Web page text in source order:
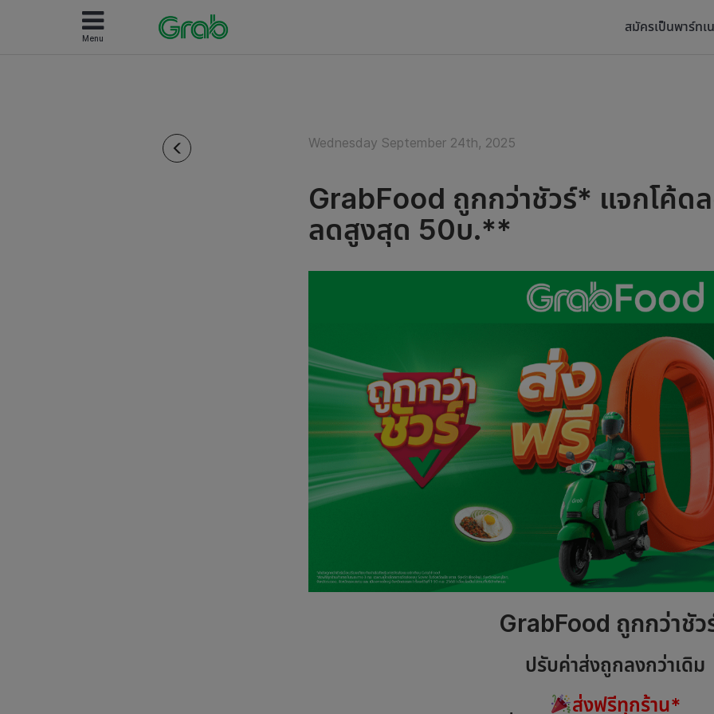
Menu
สมัครเป็นพาร์ทเ
Wednesday September 24th, 2025
GrabFood ถูกกว่าชัวร์* แจกโค้ด
ลดสูงสุด 50บ.**
GrabFood ถูกกว่าชั
ปรับค่าส่งถูกลงกว่าเดิม
ส่งฟรีทุกร้าน*